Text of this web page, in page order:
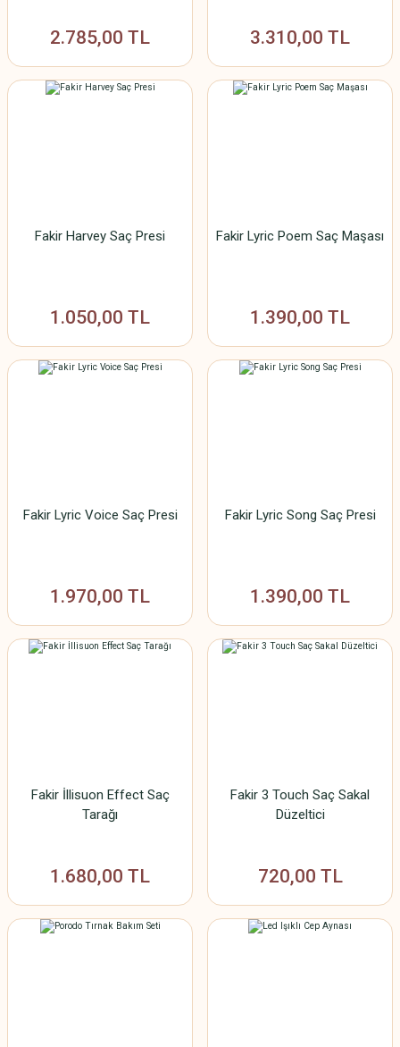
2.785,00 TL 3.310,00 TL
Fakir Harvey Saç Presi
1.050,00 TL
Fakir Lyric Poem Saç Maşası
1.390,00 TL
Fakir Lyric Voice Saç Presi
1.970,00 TL
Fakir Lyric Song Saç Presi
1.390,00 TL
Fakir İllisuon Effect Saç
Tarağı
1.680,00 TL
Fakir 3 Touch Saç Sakal
Düzeltici
720,00 TL